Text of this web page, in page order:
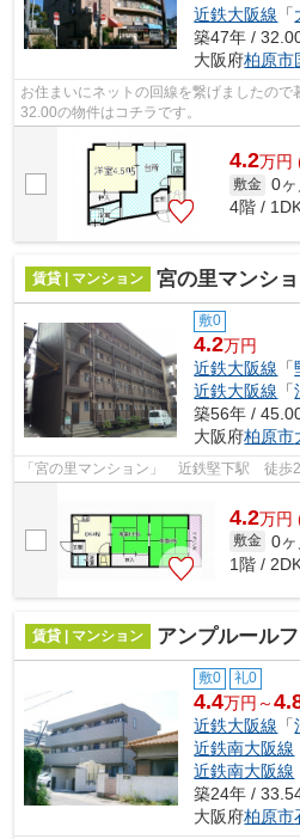
近鉄大阪線 「
築47年 /
大阪府柏原市
お住まいにネットの回線を繋げましたの
32.00の物件はコチラです。
4.2万円
敷金 0ヶ
4階 /
賃貸 | マンション 宮の里マンシ
敷0
4.2万円
近鉄大阪線 「
近鉄大阪線 「
築56年 /
大阪府柏原市
「宮の里マンション」 近鉄堅下駅 徒歩
4.2万円
敷金 0ヶ
1階 /
賃貸 | マンション アンプルール
敷0 礼0
4.4万円～
近鉄大阪線 「
近鉄南大阪線
近鉄南大阪線
築24年 /
大阪府柏原市